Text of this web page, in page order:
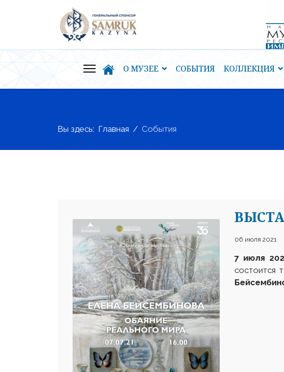
О МУЗЕЕ СОБЫТИЯ КОЛЛЕКЦИЯ
Вы здесь: Главная События
06 июля 2021
7 июля
состоится